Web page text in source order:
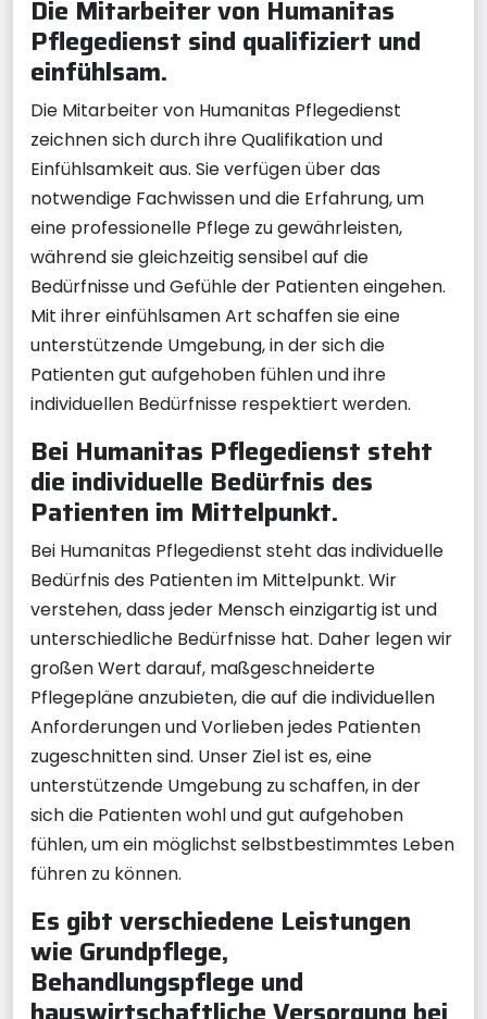
Die Mitarbeiter von Humanitas
Pflegedienst sind qualifiziert und
einfühlsam.
Die Mitarbeiter von Humanitas Pflegedienst
zeichnen sich durch ihre Qualifikation und
Einfühlsamkeit aus. Sie verfügen über das
notwendige Fachwissen und die Erfahrung, um
eine professionelle Pflege zu gewährleisten,
während sie gleichzeitig sensibel auf die
Bedürfnisse und Gefühle der Patienten eingehen.
Mit ihrer einfühlsamen Art schaffen sie eine
unterstützende Umgebung, in der sich die
Patienten gut aufgehoben fühlen und ihre
individuellen Bedürfnisse respektiert werden.
Bei Humanitas Pflegedienst steht
die individuelle Bedürfnis des
Patienten im Mittelpunkt.
Bei Humanitas Pflegedienst steht das individuelle
Bedürfnis des Patienten im Mittelpunkt. Wir
verstehen, dass jeder Mensch einzigartig ist und
unterschiedliche Bedürfnisse hat. Daher legen wir
großen Wert darauf, maßgeschneiderte
Pflegepläne anzubieten, die auf die individuellen
Anforderungen und Vorlieben jedes Patienten
zugeschnitten sind. Unser Ziel ist es, eine
unterstützende Umgebung zu schaffen, in der
sich die Patienten wohl und gut aufgehoben
fühlen, um ein möglichst selbstbestimmtes Leben
führen zu können.
Es gibt verschiedene Leistungen
wie Grundpflege,
Behandlungspflege und